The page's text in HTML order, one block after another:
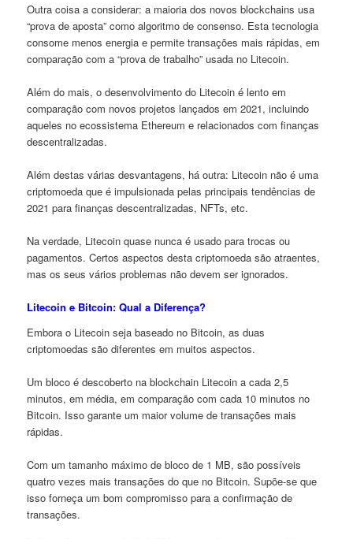
Outra coisa a considerar: a maioria dos novos blockchains usa
“prova de aposta” como algoritmo de consenso. Esta tecnologia
consome menos energia e permite transações mais rápidas, em
comparação com a “prova de trabalho” usada no Litecoin.
Além do mais, o desenvolvimento do Litecoin é lento em
comparação com novos projetos lançados em 2021, incluindo
aqueles no ecossistema Ethereum e relacionados com finanças
descentralizadas.
Além destas várias desvantagens, há outra: Litecoin não é uma
criptomoeda que é impulsionada pelas principais tendências de
2021 para finanças descentralizadas, NFTs, etc.
Na verdade, Litecoin quase nunca é usado para trocas ou
pagamentos. Certos aspectos desta criptomoeda são atraentes,
mas os seus vários problemas não devem ser ignorados.
Litecoin e Bitcoin: Qual a Diferença?
Embora o Litecoin seja baseado no Bitcoin, as duas
criptomoedas são diferentes em muitos aspectos.
Um bloco é descoberto na blockchain Litecoin a cada 2,5
minutos, em média, em comparação com cada 10 minutos no
Bitcoin. Isso garante um maior volume de transações mais
rápidas.
Com um tamanho máximo de bloco de 1 MB, são possíveis
quatro vezes mais transações do que no Bitcoin. Supõe-se que
isso forneça um bom compromisso para a confirmação de
transações.